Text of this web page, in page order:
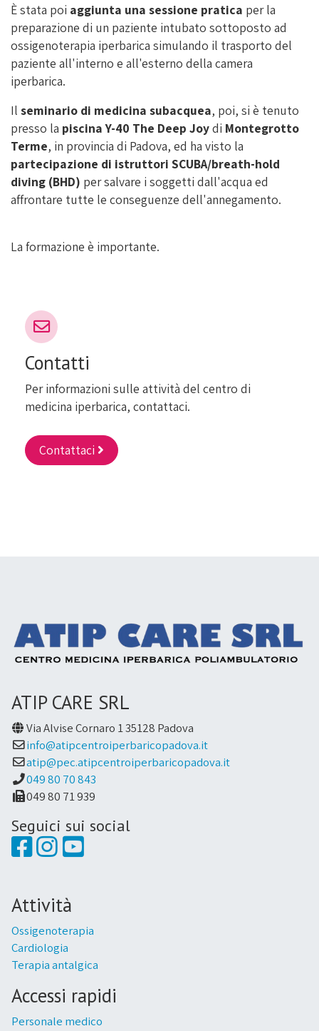
È stata poi aggiunta una sessione pratica per la
preparazione di un paziente intubato sottoposto ad
ossigenoterapia iperbarica simulando il trasporto del
paziente all'interno e all'esterno della camera
iperbarica.
Il seminario di medicina subacquea, poi, si è tenuto
presso la piscina Y-40 The Deep Joydi Montegrotto
Terme, in provincia di Padova, ed ha visto la
partecipazione di istruttori SCUBA/breath-hold
diving (BHD) per salvare i soggetti dall'acqua ed
affrontare tutte le conseguenze dell'annegamento.
La formazione è importante.
Contatti
Per informazioni sulle attività del centro di
medicina iperbarica, contattaci.
Contattaci
ATIP CARE SRL
Via Alvise Cornaro 1 35128 Padova
info@atipcentroiperbaricopadova.it
atip@pec.atipcentroiperbaricopadova.it
049 80 70 843
049 80 71 939
Seguici sui social
Attività
Ossigenoterapia
Cardiologia
Terapia antalgica
Accessi rapidi
Personale medico